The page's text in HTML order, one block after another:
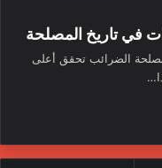
في تاريخ المصلحة
الضرائب تحقق أعلى